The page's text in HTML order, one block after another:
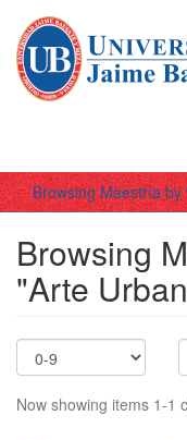
Browsing Maestría
Browsing
"Arte
Now showing items 1-1